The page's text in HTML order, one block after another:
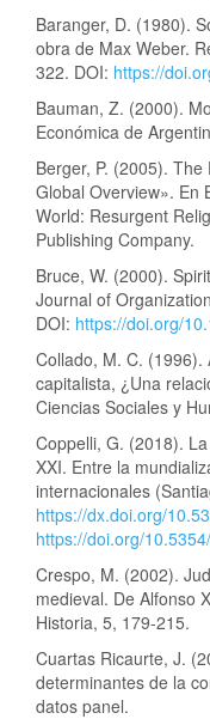
Baranger, D. (1980).
obra de Max Weber.
322. DOI: https://
Bauman, Z. (2000).
Económica de
Berger, P. (2005).
Global Overview». En
World: Resurgent
Publishing Company.
Bruce, W. (2000).
Journal of
DOI: https://doi.org/
Collado, M. C. (1996).
capitalista, ¿Una
Ciencias Sociales y
Coppelli, G. (2018).
XXI. Entre la
internacionales
https://dx.doi.org/
https://doi.org/
Crespo, M. (2002).
medieval. De Alfonso
Historia, 5, 179-215.
Cuartas Ricaurte, J.
determinantes de la
datos panel.